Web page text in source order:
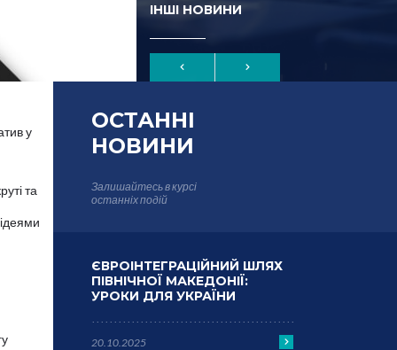
ІНШІ НОВИНИ
у
та
ОСТАННІ
НОВИНИ
Залишайтесь в курсі
останніх подій
ЄВРОІНТЕГРАЦІЙНИЙ ШЛЯХ
ПІВНІЧНОЇ МАКЕДОНІЇ:
УРОКИ ДЛЯ УКРАЇНИ
20.10.2025